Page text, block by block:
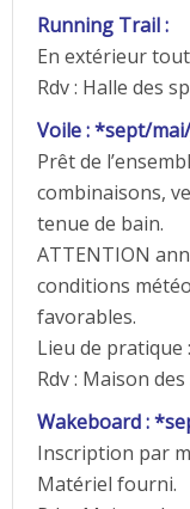
Running Trail :
En extérieur
Rdv : Halle des
Voile : *sept/
Prêt de
combinaisons,
tenue de bain.
ATTENTION
conditions
favorables.
Lieu de pratique
Rdv : Maison
Wakeboard :
Inscription par
Matériel fourni.